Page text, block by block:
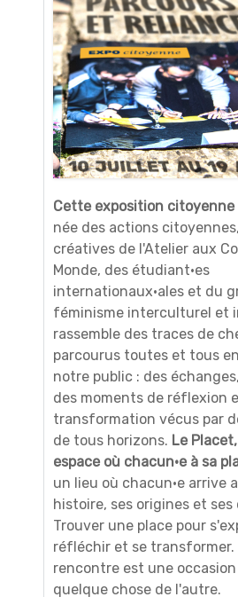
Cette exposition
née des actions
créatives de l'Atelier aux
Monde, des étudiant·es
internationaux·ales et du
féminisme interculturel et
rassemble des traces de
parcourus toutes et tous
notre public : des
des moments de réflexion
transformation vécus par
de tous horizons. Le
espace où chacun·e à sa
un lieu où chacun·e arrive
histoire, ses origines et ses
Trouver une place pour
réfléchir et se transformer.
rencontre est une
quelque chose de l'autre.